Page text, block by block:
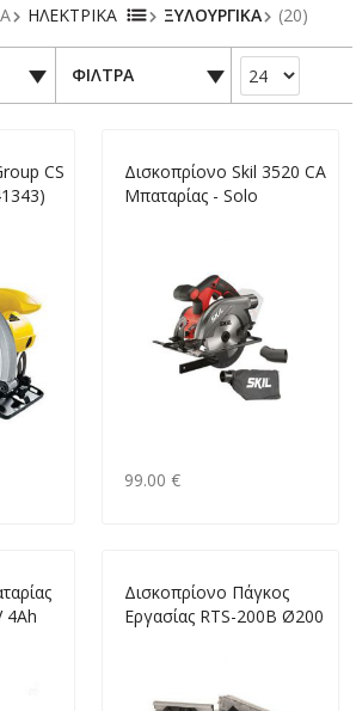
ΗΛΕΚΤΡΙΚΑ ΞΥΛΟΥΡΓΙΚΑ (20)
ΦΙΛΤΡΑ
CS
Δισκοπρίονο Skil 3520 CA
Μπαταρίας - Solo
99.00 €
4Ah
Δισκοπρίονο Πάγκος
Εργασίας RTS-200B Ø200